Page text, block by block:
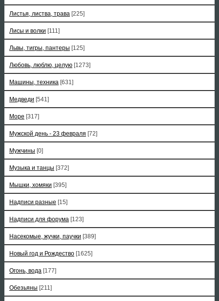
Листья, листва, трава [225]
Лисы и волки [111]
Львы, тигры, пантеры [125]
Любовь, люблю, целую [1273]
Машины, техника [631]
Медведи [541]
Море [317]
Мужской день - 23 февраля [72]
Мужчины [0]
Музыка и танцы [372]
Мышки, хомяки [395]
Надписи разные [15]
Надписи для форума [123]
Насекомые, жучки, паучки [389]
Новый год и Рождество [1625]
Огонь, вода [177]
Обезьяны [211]